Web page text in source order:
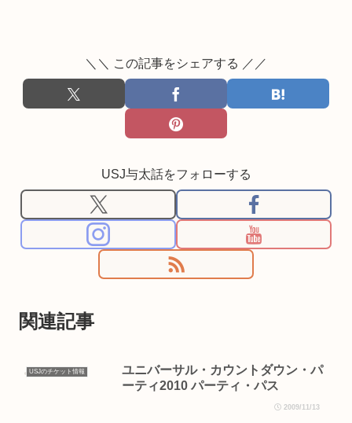
＼＼ この記事をシェアする ／／
USJ与太話をフォローする
関連記事
USJのチケット情報
ユニバーサル・カウントダウン・パ
ーティ2010 パーティ・パス
2009/11/13